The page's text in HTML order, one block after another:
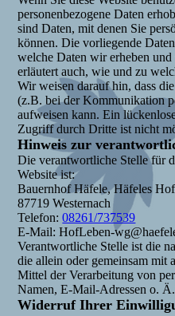
personenbezogene Daten
sind Daten, mit denen Sie
können. Die vorliegende
welche Daten wir erheben
erläutert auch, wie und zu
Wir weisen darauf hin, dass
(z.B. bei der Kommunikation
aufweisen kann. Ein
Zugriff durch Dritte ist nicht
Hinweis zur
Die verantwortliche Stelle für
Website ist:
Bauernhof Häfele, Häfeles
87719 Westernach
Telefon:08261/737539
E-Mail: HofLeben-
Verantwortliche Stelle ist die
die allein oder gemeinsam mit
Mittel der Verarbeitung von
Namen, E-Mail-Adressen o.
Widerruf Ihrer